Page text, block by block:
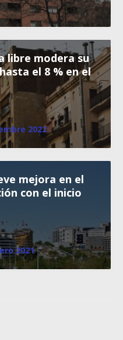
libre modera su
el 8 % en el
2022
mejora en el
con el inicio
2021